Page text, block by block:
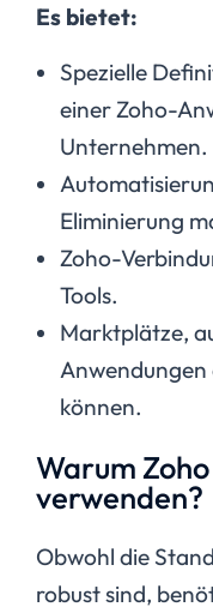
Es bietet:
Spezielle
einer Zoho-
Unternehmen.
Eliminierung
Zoho-
Tools.
Marktplätze,
Anwendungen
können.
Warum
verwenden?
Obwohl die
robust sind,